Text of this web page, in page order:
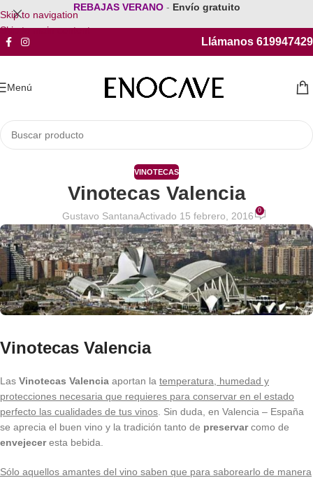
Skip to navigation
Skip to main content
REBAJAS VERANO - Envío gratuito
Llámanos 619947429
Menú
VINOTECAS
Vinotecas Valencia
Gustavo SantanaActivado 15 febrero, 2016 0
Vinotecas Valencia
Las Vinotecas Valencia aportan la temperatura, humedad y
protecciones necesaria que requieres para conservar en el estado
perfecto las cualidades de tus vinos . Sin duda, en Valencia – España
se aprecia el buen vino y la tradición tanto de preservarcomo de
envejeceresta bebida.
Sólo aquellos amantes del vino saben que para saborearlo de manera